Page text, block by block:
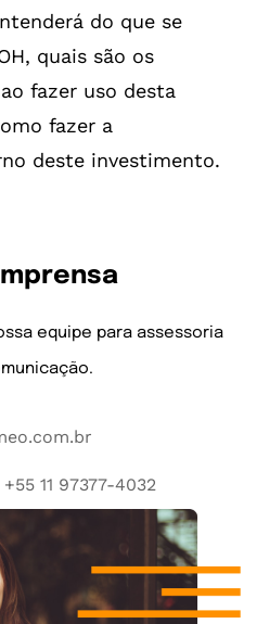
do que se
quais são os
fazer uso desta
fazer a
deste investimento.
equipe para assessoria
11 97377-4032